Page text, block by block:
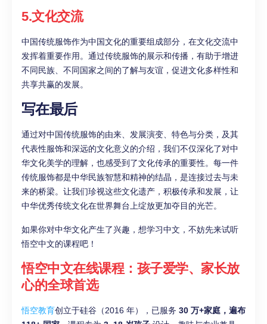
5.文化交流
中国传统服饰作为中国文化的重要组成部分，在文化交流中
发挥着重要作用。通过传统服饰的展示和传播，有助于增进
不同民族、不同国家之间的了解与友谊，促进文化多样性和
共享共赢的发展。
写在最后
通过对中国传统服饰的由来、发展演变、特色与分类，及其
代表性服饰和深远的文化意义的介绍，我们不仅深化了对中
华文化美学的理解，也感受到了文化传承的重要性。每一件
传统服饰都是中华民族智慧和精神的结晶，是连接过去与未
来的桥梁。让我们珍视这些文化遗产，积极传承和发展，让
中华优秀传统文化在世界舞台上绽放更加夺目的光芒。
如果你对中华文化产生了兴趣，想学习中文，不妨先来试听
悟空中文的课程吧！
悟空中文在线课程：孩子爱学、家长放
心的全球首选
悟空教育创立于硅谷（2016 年），已服务 30 万+家庭，遍布